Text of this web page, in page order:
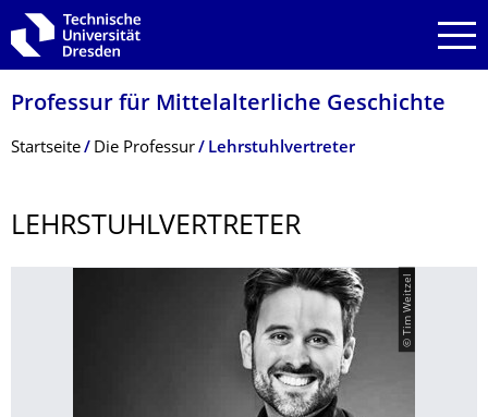
Zur Hauptnavigation springen
Zur Suche springen
Zum Inhalt springen
Professur für Mittelalterliche Geschichte
Breadcrumb-Menü
Startseite Die Professur Lehrstuhlvertreter
LEHRSTUHLVER­TRETER
© Tim Weitzel